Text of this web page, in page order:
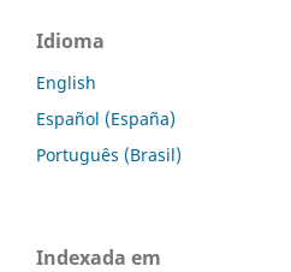
Idioma
English
Español (España)
Português (Brasil)
Indexada em